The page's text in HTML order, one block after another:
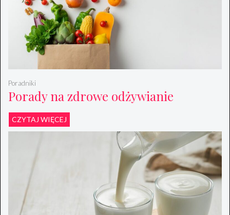
Porady na zdrowe odżywianie
Poradniki
CZYTAJ WIĘCEJ